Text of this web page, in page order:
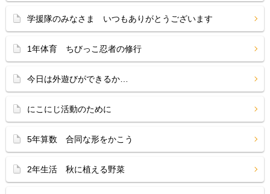
学援隊のみなさま いつもありがとうございます
1年体育 ちびっこ忍者の修行
今日は外遊びができるか…
にこにじ活動のために
5年算数 合同な形をかこう
2年生活 秋に植える野菜